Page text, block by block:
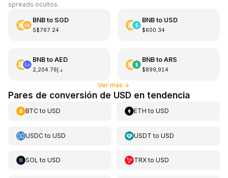
spreads ocultos.
BNBto SGD
S$767.24
BNBto USD
$600.34
BNBto AED
د.إ2,204.76
BNBto ARS
$899,914
Ver más ↓
Pares de conversión de USD en tendencia
BTCto USD ETH toUSD
USDCto USD USDT toUSD
SOL to USD TRXtoUSD